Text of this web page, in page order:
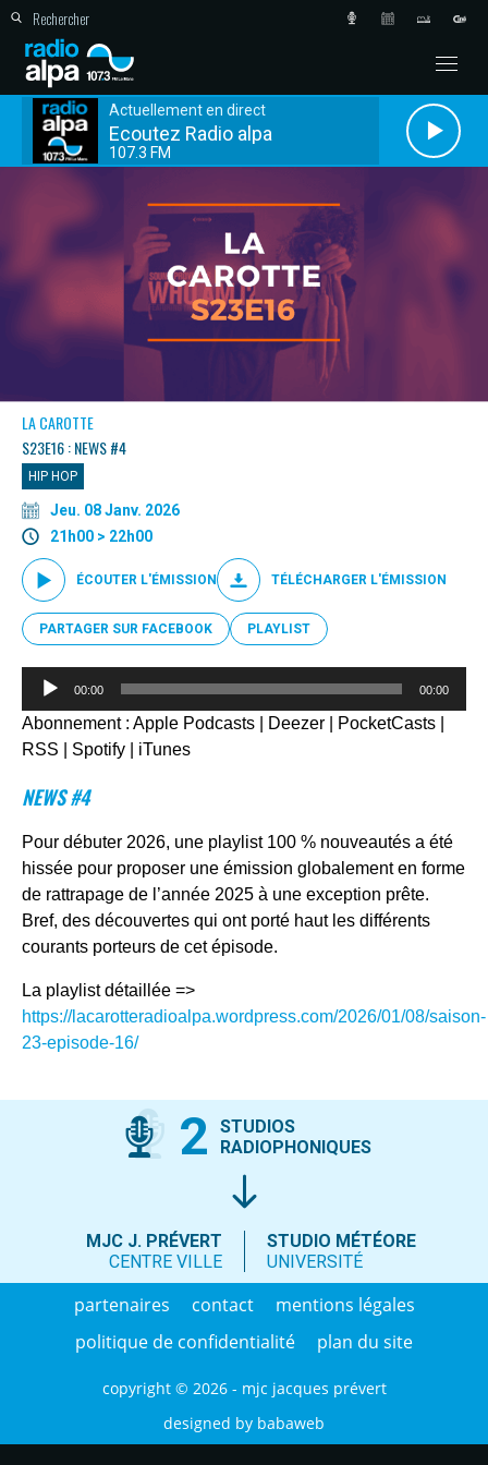
Actuellement en direct
Ecoutez Radio alpa
107.3 FM
LA CAROTTE
S23E16 : NEWS #4
HIP HOP
Jeu. 08 Janv. 2026
21h00 > 22h00
ÉCOUTER L'ÉMISSION TÉLÉCHARGER L'ÉMISSION
PARTAGER SUR FACEBOOK PLAYLIST
Lecteur
00:00 00:00
Abonnement : Apple Podcasts Deezer PocketCasts
RSS
Spotify iTunes
NEWS #4
Pour débuter 2026, une playlist 100 % nouveautés a été
hissée pour proposer une émission globalement en forme
de rattrapage de l’année 2025 à une exception prête.
Bref, des découvertes qui ont porté haut les différents
courants porteurs de cet épisode.
La playlist détaillée =>
https://lacarotteradioalpa.wordpress.com/2026/01/08/saison-
23-episode-16/
2
STUDIOS
RADIOPHONIQUES
MJC J. PRÉVERT
CENTRE VILLE
STUDIO MÉTÉORE
UNIVERSITÉ
partenaires contact
mentions légales
politique de confidentialité
plan du site
copyright © 2026 - mjc jacques prévert
designed by babaweb